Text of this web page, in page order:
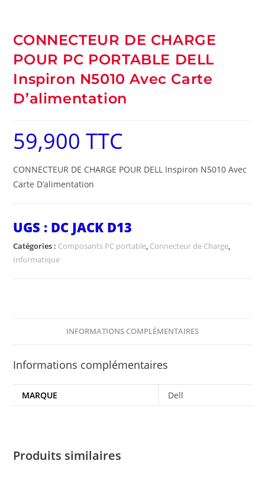
CONNECTEUR DE CHARGE
POUR PC PORTABLE DELL
Inspiron N5010 Avec Carte
D’alimentation
59,900TTC
CONNECTEUR DE CHARGE POUR DELL Inspiron N5010 Avec
Carte D’alimentation
UGS : DC JACK D13
Catégories : Composants PC portable, Connecteur de Charge,
Informatique
INFORMATIONS COMPLÉMENTAIRES
Informations complémentaires
MARQUE Dell
Produits similaires